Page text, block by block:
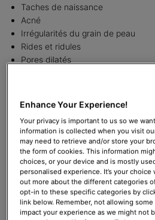
Taches de naissance
Acné
Irrégularités du grain de peau
Rides et ridules
Pores dilatés
Les tarifs oscillent de 350 à 1 200 €
traitée, l’expertise du/de la
utilisée2.
Délai de rétablissement
Aucune éviction n’est requise, mais
toute exposition au soleil et à la
physiques intenses, etc.) pendant
Enhance Your Experience!
Your privacy is important to us so we
information is collected when you visit
may need to retrieve and/or store your
the form of cookies. This information
choices, or your device and is mostly
personalised experience. It’s your
out more about the different categories
opt-in to these specific categories by
link below. Remember, not allowing
impact your experience as we might not